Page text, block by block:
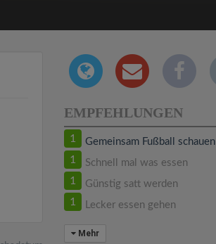
EMPFEHLUNGEN
1 Gemeinsam Fußball schauen
1 Schnell mal was essen
1 Günstig satt werden
1 Lecker essen gehen
Mehr